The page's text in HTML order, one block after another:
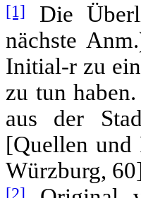
[1]
Die
nächste
Initial-r zu
zu tun
aus der
[Quellen und
Würzburg,
[2]